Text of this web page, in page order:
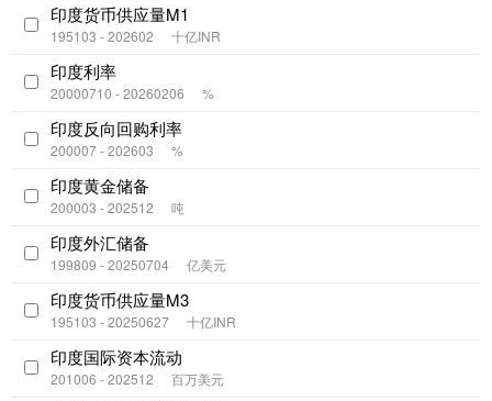
印度货币供应量M1
195103 - 202602 十亿INR
印度利率
20000710 - 20260206 %
印度反向回购利率
200007 - 202603 %
印度黄金储备
200003 - 202512 吨
印度外汇储备
199809 - 20250704 亿美元
印度货币供应量M3
195103 - 20250627 十亿INR
印度国际资本流动
201006 - 202512 百万美元